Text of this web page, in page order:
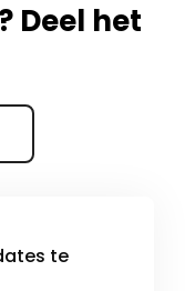
Deel het
te